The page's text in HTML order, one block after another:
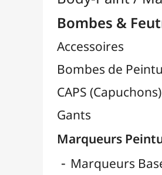
Marqueurs Peinture 
Marqueurs Base Acrylique
Marqueurs Base Eau
Marqueurs Base Huile
Pointes pour Marqueurs

Pointes Classiques
REFILL EXTENSION
TRANSFORMER SYSTEM